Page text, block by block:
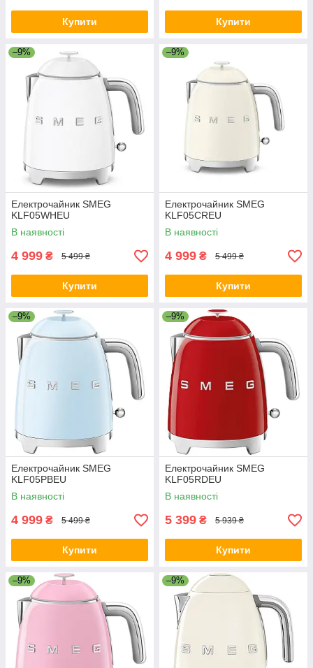
Купити Купити
–9%
Електрочайник SMEG
KLF05WHEU
В наявності
4 999 ₴ 5 499 ₴
Купити
–9%
Електрочайник SMEG
KLF05CREU
В наявності
4 999 ₴ 5 499 ₴
Купити
–9%
Електрочайник SMEG
KLF05PBEU
В наявності
4 999 ₴ 5 499 ₴
Купити
–9%
Електрочайник SMEG
KLF05RDEU
В наявності
5 399 ₴ 5 939 ₴
Купити
–9% –9%